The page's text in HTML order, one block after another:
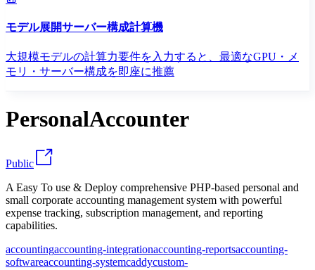
モデル展開サーバー構成計算機
大規模モデルの計算力要件を入力すると、最適なGPU・メ
モリ・サーバー構成を即座に推薦
PersonalAccounter
Public
A Easy To use & Deploy comprehensive PHP-based personal and
small corporate accounting management system with powerful
expense tracking, subscription management, and reporting
capabilities.
accountingaccounting-integrationaccounting-reportsaccounting-
softwareaccounting-systemcaddycustom-